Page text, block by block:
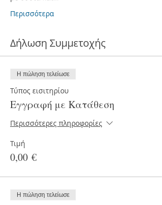
Περισσότερα
Δήλωση Συμμετοχής
Η πώληση τελείωσε
Τύπος εισιτηρίου
Εγγραφή με Κατάθεση
Περισσότερες πληροφορίες
Τιμή
0,00 €
Η πώληση τελείωσε